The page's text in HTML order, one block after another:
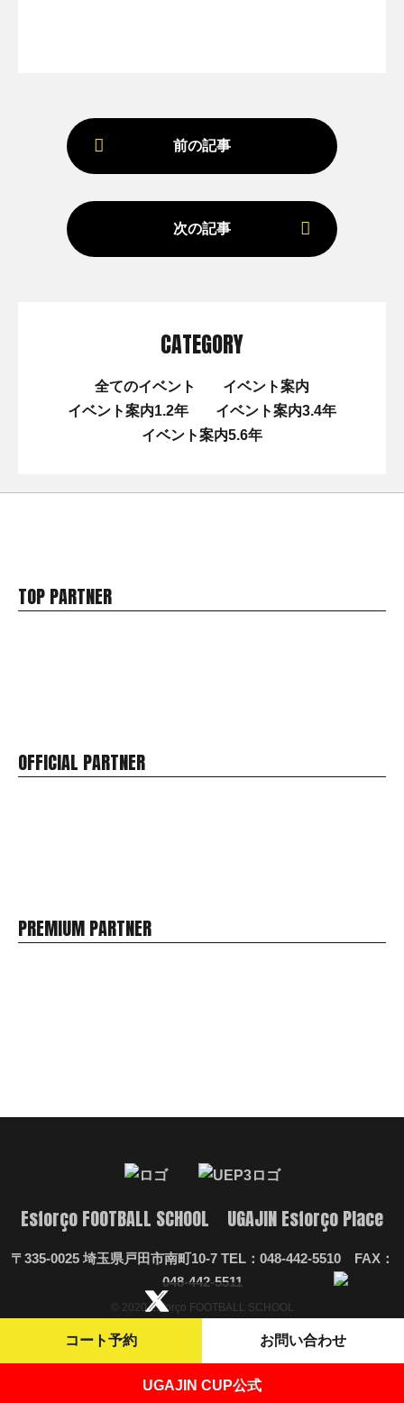
コート予約 お問い合わせ
UGAJIN CUP公式
前の記事
次の記事
CATEGORY
全てのイベント
イベント案内
イベント案内1.2年
イベント案内3.4年
イベント案内5.6年
TOP PARTNER
OFFICIAL PARTNER
PREMIUM PARTNER
Esforço FOOTBALL SCHOOL UGAJIN Esforço Place
〒335-0025 埼玉県戸田市南町10-7 TEL：048-442-5510 FAX：
048-442-5511
© 2020 Esforço FOOTBALL SCHOOL